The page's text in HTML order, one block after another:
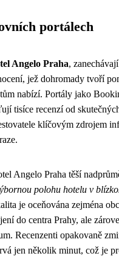
portálech
Angelo Praha,
jež dohromady tvoří
nabízí. Portály jako
tisíce recenzí od
klíčovým zdrojem
Angelo Praha těší
polohu hotelu v
je oceňována zejména
do centra Prahy, ale
Recenzenti opakovaně
jen několik minut, což je